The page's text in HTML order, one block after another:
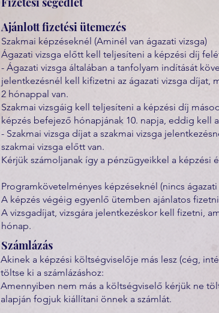
Ajánlott fizetési ütemezés
Szakmai képzéseknél (Aminél van ágazati vizsga)
Ágazati vizsga előtt kell teljesíteni a képzési díj
- Ágazati vizsga általában a tanfolyam indítását
jelentkezésnél kell kifizetni az ágazati vizsga díjat,
2 hónappal van.
Szakmai vizsgáig kell teljesíteni a képzési díj
képzés befejező hónapjának 10. napja, eddig kell
- Szakmai vizsga díjat a szakmai vizsga
szakmai vizsga előtt van.
Kérjük számoljanak így a pénzügyeikkel a képzési
Programkövetelményes képzéseknél (nincs ágazati
A képzés végéig egyenlő ütemben ajánlatos
A vizsgadíjat, vizsgára jelentkezéskor kell fizetni,
hónap.
Számlázás
Akinek a képzési költségviselője más lesz (cég,
töltse ki a számlázáshoz:
Amennyiben nem más a költségviselő kérjük ne
alapján fogjuk kiállítani önnek a számlát.